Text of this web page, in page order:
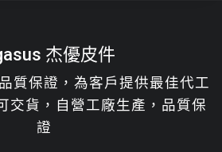
杰優皮件
質保證，為客戶提供最佳代工
交貨，自營工廠生產，品質保
證